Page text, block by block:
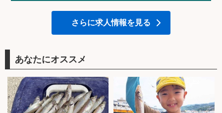
さらに求人情報を見る
あなたにオススメ